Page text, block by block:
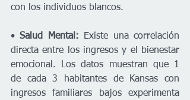
con los individuos blancos.
• Salud Mental: Existe una correlación
directa entre los ingresos y el bienestar
emocional. Los datos muestran que 1
de cada 3 habitantes de Kansas con
ingresos familiares bajos experimenta